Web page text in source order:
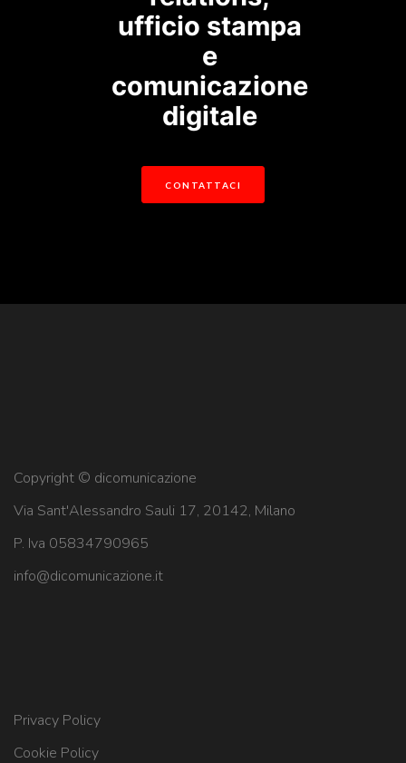
ufficio stampa
e
comunicazione
digitale
CONTATTACI
Copyright © dicomunicazione
Via Sant'Alessandro Sauli 17, 20142, Milano
P. Iva 05834790965
info@dicomunicazione.it
Privacy Policy
Cookie Policy